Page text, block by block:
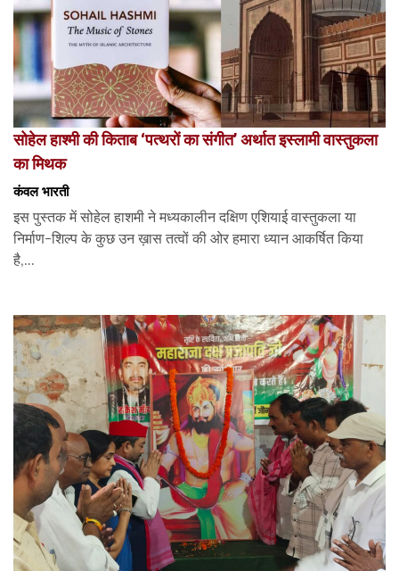
सोहेल हाश्मी की किताब ‘पत्थरों का संगीत’ अर्थात इस्लामी वास्तुकला
का मिथक
कंवल भारती
इस पुस्तक में सोहेल हाशमी ने मध्यकालीन दक्षिण एशियाई वास्तुकला या
निर्माण-शिल्प के कुछ उन ख़ास तत्वों की ओर हमारा ध्यान आकर्षित किया
है,...